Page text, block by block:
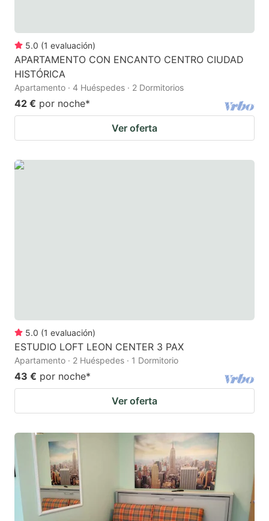
5.0 (1 evaluación)
APARTAMENTO CON ENCANTO CENTRO CIUDAD
HISTÓRICA
Apartamento · 4 Huéspedes · 2 Dormitorios
42 € por noche*
Ver oferta
5.0 (1 evaluación)
ESTUDIO LOFT LEON CENTER 3 PAX
Apartamento · 2 Huéspedes · 1 Dormitorio
43 € por noche*
Ver oferta